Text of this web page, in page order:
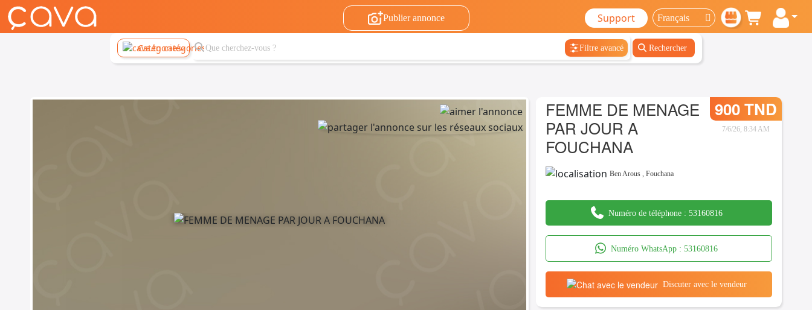
Publier annonce Support
Catégories Filtre avancé Rechercher
FEMME DE MENAGE
PAR JOUR A
FOUCHANA
900 TND
7/6/26, 8:34 AM
Ben Arous ,Fouchana
Numéro de téléphone : 53160816
Numéro WhatsApp :53160816
Discuter avec le vendeur